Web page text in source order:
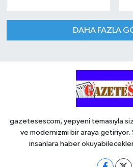
DAHA FAZLA
gazetesescom, yepyeni temasıyla
ve modernizmi bir araya getiriyor.
insanlara haber